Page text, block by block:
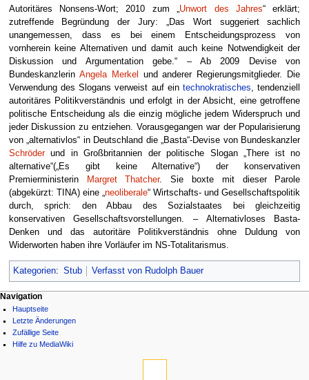
Autoritäres Nonsens-Wort; 2010 zum „ Unwort des Jahres“ erklärt;
zutreffende Begründung der Jury: „Das Wort suggeriert sachlich
unangemessen, dass es bei einem Entscheidungsprozess von
vornherein keine Alternativen und damit auch keine Notwendigkeit der
Diskussion und Argumentation gebe.“ – Ab 2009 Devise von
Bundeskanzlerin Angela Merkel
und anderer Regierungsmitglieder. Die
Verwendung des Slogans verweist auf eintechnokratisches , tendenziell
autoritäres Politikverständnis und erfolgt in der Absicht, eine getroffene
politische Entscheidung als die einzig mögliche jedem Widerspruch und
jeder Diskussion zu entziehen. Vorausgegangen war der Popularisierung
von „alternativlos“ in Deutschland die „Basta“-Devise von Bundeskanzler
Schröderund in Großbritannien der politische Slogan „There ist no
alternative“(„Es gibt keine Alternative“) der konservativen
Premierministerin
Margret Thatcher. Sie boxte mit dieser Parole
(abgekürzt: TINA) eine „ neoliberale“ Wirtschafts- und Gesellschaftspolitik
durch, sprich: den Abbau des Sozialstaates bei gleichzeitig
konservativen Gesellschaftsvorstellungen. – Alternativloses Basta-
Denken und das autoritäre Politikverständnis ohne Duldung von
Widerworten haben ihre Vorläufer im NS-Totalitarismus.
Kategorien: Stub Verfasst von Rudolph Bauer
Navigation
Hauptseite
Letzte Änderungen
Zufällige Seite
Hilfe zu MediaWiki